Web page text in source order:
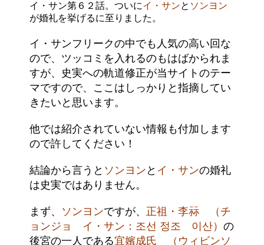
イ・サン第６２話。ついにイ・サンと ソンヨン
が婚礼を挙げるに至りました。
イ・サンフリークの中でも人気の高い回な
ので、ツッコミを入れるのもはばかられま
すが、史実への軌道修正が当サイトのテー
マですので、ここはしっかりと指摘してい
きたいと思います。
他では紹介されていない情報も付加します
ので許してください！
結論から言うと ソンヨン と イ・サンの婚礼
は史実ではありません。
まず、 ソンヨンですが、 正祖・李祘 （チ
ョンジョ イ・サン：조선 정조 이산） の
後宮の一人である宜嬪成氏 （ウィビンソ